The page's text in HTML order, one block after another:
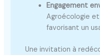
Engagement
Agroécologie
favorisant un
Une invitation à